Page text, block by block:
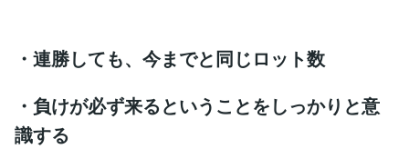
・連勝しても、今までと同じロット数
・負けが必ず来るということをしっかりと意
識する